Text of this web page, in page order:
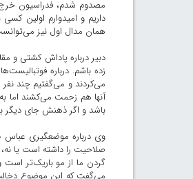
همان مدال اول نیز
دبیر درباره پاداش کشتی و
زده باشم. درباره
می‌کردند و می‌گفتیم چند نفر
آنها هم زحمت می‌کشند اما
باشد و اگر ذهنش جای دیگر
وی درباره موضعگیری عباس
صلاحیت را داشته است یا
گردن ما از مو باریک‌تر است
می‌گفت که این موضوع